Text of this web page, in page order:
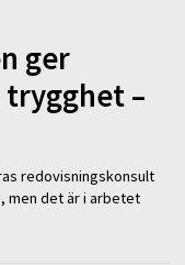
ger
–
redovisningskonsult
men det är i arbetet